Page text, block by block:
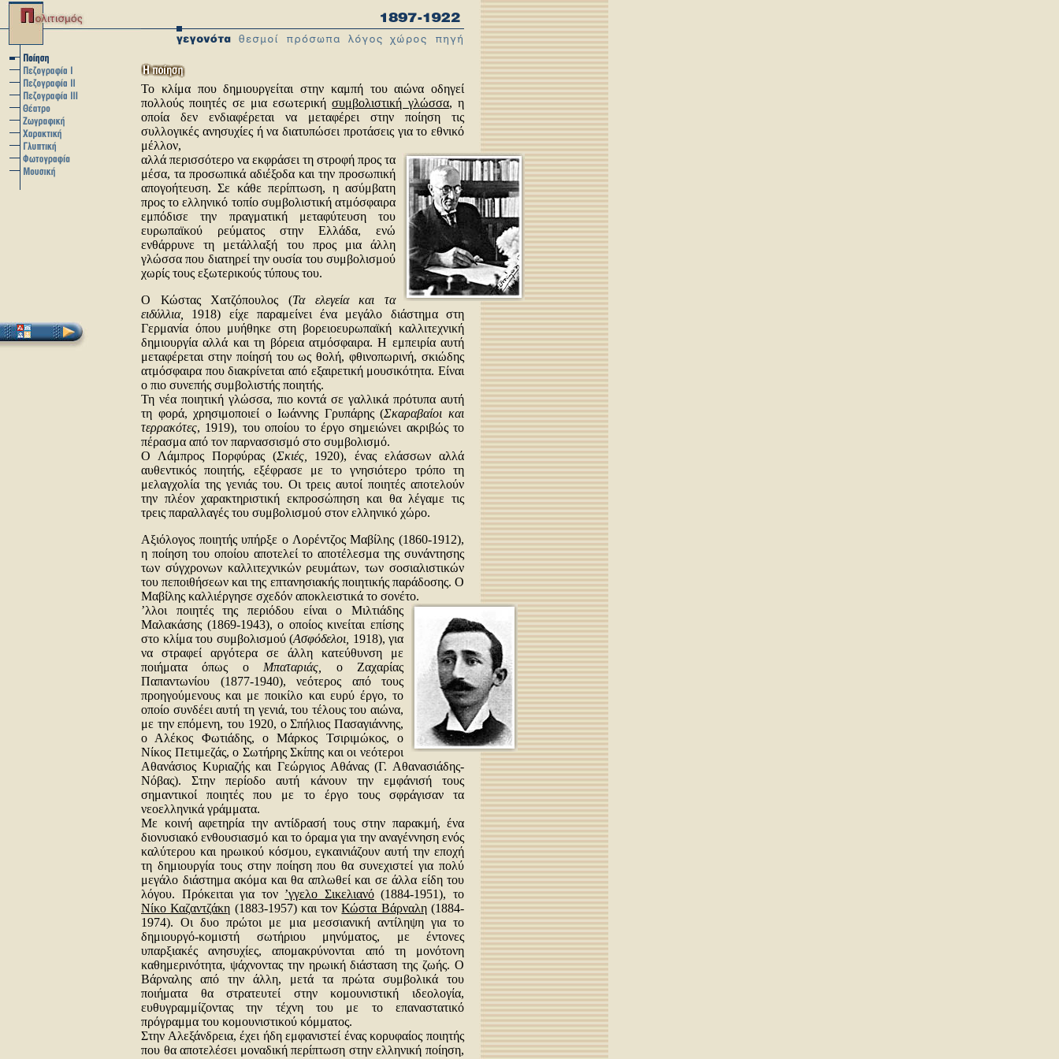
Το κλίμα που δημιουργείται στην καμπή του αιώνα οδηγεί
πολλούς ποιητές σε μια εσωτερικήσυμβολιστική γλώσσα, η
οποία δεν ενδιαφέρεται να μεταφέρει στην ποίηση τις
συλλογικές ανησυχίες ή να διατυπώσει προτάσεις για το εθνικό
μέλλον,
αλλά περισσότερο να εκφράσει τη στροφή προς τα
μέσα, τα προσωπικά αδιέξοδα και την προσωπική
απογοήτευση. Σε κάθε περίπτωση, η ασύμβατη
προς το ελληνικό τοπίο συμβολιστική ατμόσφαιρα
εμπόδισε την πραγματική μεταφύτευση του
ευρωπαϊκού ρεύματος στην Ελλάδα, ενώ
ενθάρρυνε τη μετάλλαξή του προς μια άλλη
γλώσσα που διατηρεί την ουσία του συμβολισμού
χωρίς τους εξωτερικούς τύπους του.
Ο Κώστας Χατζόπουλος (Τα ελεγεία και τα
ειδύλλια,
1918) είχε παραμείνει ένα μεγάλο διάστημα στη
Γερμανία όπου μυήθηκε στη βορειοευρωπαϊκή καλλιτεχνική
δημιουργία αλλά και τη βόρεια ατμόσφαιρα. Η εμπειρία αυτή
μεταφέρεται στην ποίησή του ως θολή, φθινοπωρινή, σκιώδης
ατμόσφαιρα που διακρίνεται από εξαιρετική μουσικότητα. Είναι
ο πιο συνεπής συμβολιστής ποιητής.
Τη νέα ποιητική γλώσσα, πιο κοντά σε γαλλικά πρότυπα αυτή
τη φορά, χρησιμοποιεί ο Ιωάννης Γρυπάρης (Σκαραβαίοι και
τερρακότες, 1919), του οποίου το έργο σημειώνει ακριβώς το
πέρασμα από τον παρνασσισμό στο συμβολισμό.
Ο Λάμπρος Πορφύρας (Σκιές,
1920), ένας ελάσσων αλλά
αυθεντικός ποιητής, εξέφρασε με το γνησιότερο τρόπο τη
μελαγχολία της γενιάς του. Οι τρεις αυτοί ποιητές αποτελούν
την πλέον χαρακτηριστική εκπροσώπηση και θα λέγαμε τις
τρεις παραλλαγές του συμβολισμού στον ελληνικό χώρο.
Αξιόλογος ποιητής υπήρξε ο Λορέντζος Μαβίλης (1860-1912),
η ποίηση του οποίου αποτελεί το αποτέλεσμα της συνάντησης
των σύγχρονων καλλιτεχνικών ρευμάτων, των σοσιαλιστικών
του πεποιθήσεων και της επτανησιακής ποιητικής παράδοσης. Ο
Μαβίλης καλλιέργησε σχεδόν αποκλειστικά το σονέτο.
’λλοι ποιητές της περιόδου είναι ο Μιλτιάδης
Μαλακάσης (1869-1943), ο οποίος κινείται επίσης
στο κλίμα του συμβολισμού (Ασφόδελοι, 1918), για
να στραφεί αργότερα σε άλλη κατεύθυνση με
ποιήματα όπως ο Μπαταριάς,
ο Ζαχαρίας
Παπαντωνίου (1877-1940), νεότερος από τους
προηγούμενους και με ποικίλο και ευρύ έργο, το
οποίο συνδέει αυτή τη γενιά, του τέλους του αιώνα,
με την επόμενη, του 1920, ο Σπήλιος Πασαγιάννης,
ο Αλέκος Φωτιάδης, ο Μάρκος Τσιριμώκος, ο
Νίκος Πετιμεζάς, ο Σωτήρης Σκίπης και οι νεότεροι
Αθανάσιος Κυριαζής και Γεώργιος Αθάνας (Γ. Αθανασιάδης-
Νόβας). Στην περίοδο αυτή κάνουν την εμφάνισή τους
σημαντικοί ποιητές που με το έργο τους σφράγισαν τα
νεοελληνικά γράμματα.
Με κοινή αφετηρία την αντίδρασή τους στην παρακμή, ένα
διονυσιακό ενθουσιασμό και το όραμα για την αναγέννηση ενός
καλύτερου και ηρωικού κόσμου, εγκαινιάζουν αυτή την εποχή
τη δημιουργία τους στην ποίηση που θα συνεχιστεί για πολύ
μεγάλο διάστημα ακόμα και θα απλωθεί και σε άλλα είδη του
λόγου. Πρόκειται για τον ’γγελο Σικελιανό(1884-1951), το
Νίκο Καζαντζάκη (1883-1957) και τονΚώστα Βάρναλη(1884-
1974). Οι δυο πρώτοι με μια μεσσιανική αντίληψη για το
δημιουργό-κομιστή σωτήριου μηνύματος, με έντονες
υπαρξιακές ανησυχίες, απομακρύνονται από τη μονότονη
καθημερινότητα, ψάχνοντας την ηρωική διάσταση της ζωής. Ο
Βάρναλης από την άλλη, μετά τα πρώτα συμβολικά του
ποιήματα θα στρατευτεί στην κομουνιστική ιδεολογία,
ευθυγραμμίζοντας την τέχνη του με το επαναστατικό
πρόγραμμα του κομουνιστικού κόμματος.
Στην Αλεξάνδρεια, έχει ήδη εμφανιστεί ένας κορυφαίος ποιητής
που θα αποτελέσει μοναδική περίπτωση στην ελληνική ποίηση,